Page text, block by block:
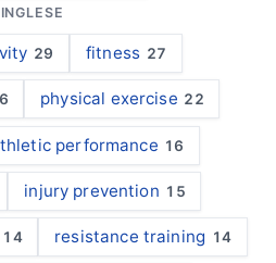
INGLESE
29 fitness 27
physical exercise 22
performance 16
injury prevention 15
14 resistance training 14